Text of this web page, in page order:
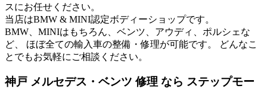
スにお任せください。
当店はBMW & MINI認定ボディーショップです。
BMW、MINIはもちろん、ベンツ、アウディ、ポルシェな
ど、 ほぼ全ての輸入車の整備・修理が可能です。 どんなこ
とでもお気軽にご相談ください。
神戸 メルセデス・ベンツ 修理 なら ステップモー